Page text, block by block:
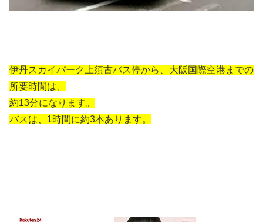
伊丹スカイパーク上須古バス停から、大阪国際空港までの
所要時間は、
約13分になります。
バスは、1時間に約3本あります。